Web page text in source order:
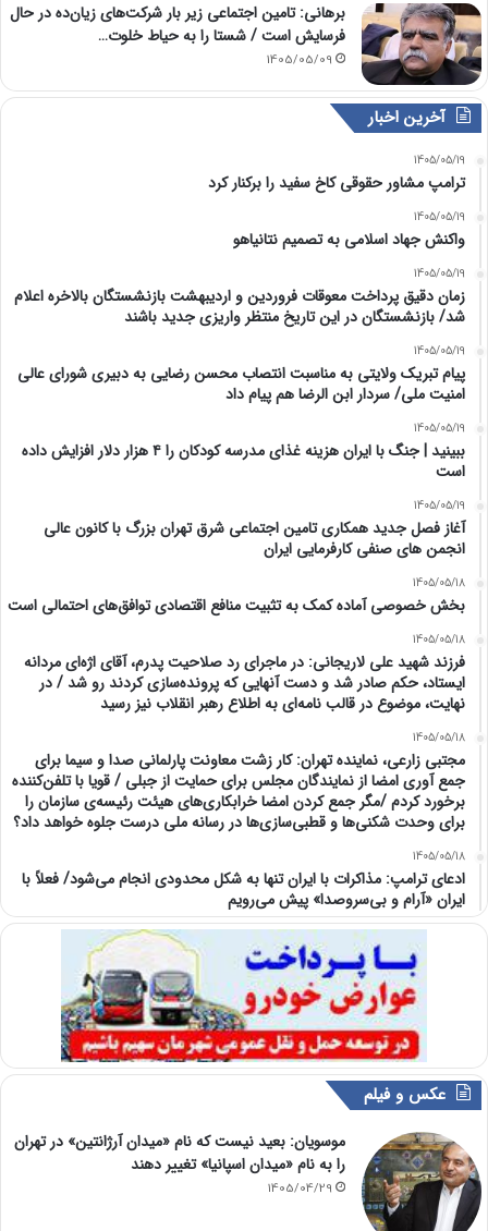
برهانی: تامین اجتماعی زیر بار شرکت‌های زیان‌ده در حال
فرسایش است / شستا را به حیاط خلوت…
1405/05/09
آخرین اخبار
1405/05/19
ترامپ مشاور حقوقی کاخ سفید را برکنار کرد
1405/05/19
واکنش جهاد اسلامی به تصمیم نتانیاهو
1405/05/19
زمان دقیق پرداخت معوقات فروردین و اردیبهشت بازنشستگان بالاخره اعلام
شد/ بازنشستگان در این تاریخ منتظر واریزی جدید باشند
1405/05/19
پیام تبریک ولایتی به مناسبت انتصاب محسن رضایی به دبیری شورای عالی
امنیت ملی/ سردار ابن الرضا هم پیام داد
1405/05/19
ببینید | جنگ با ایران هزینه غذای مدرسه کودکان را ۴ هزار دلار افزایش داده
است
1405/05/19
آغاز فصل جدید همکاری تامین اجتماعی شرق تهران بزرگ با کانون عالی
انجمن های صنفی کارفرمایی ایران
1405/05/18
بخش خصوصی آماده کمک به تثبیت منافع اقتصادی توافق‌های احتمالی است
1405/05/18
فرزند شهید علی لاریجانی: در ماجرای رد صلاحیت پدرم، آقای اژه‌ای مردانه
ایستاد، حکم صادر شد و دست آنهایی که پرونده‌سازی کردند رو شد / در
نهایت، موضوع در قالب نامه‌ای به اطلاع رهبر انقلاب نیز رسید
1405/05/18
مجتبی زارعی، نماینده تهران: کار زشت معاونت پارلمانی صدا و سیما برای
جمع آوری امضا از نمایندگان مجلس برای حمایت از جبلی / قویا با تلفن‌کننده
برخورد کردم /مگر جمع کردن امضا خرابکاری‌های هیئت رئیسه‌ی سازمان را
برای وحدت شکنی‌ها و قطبی‌سازی‌ها در رسانه ملی درست جلوه خواهد داد؟
1405/05/18
ادعای ترامپ: مذاکرات با ایران تنها به شکل محدودی انجام می‌شود/ فعلاً با
ایران «آرام و بی‌سروصدا» پیش می‌رویم
عکس و فیلم
موسویان: بعید نیست که نام «میدان آرژانتین» در تهران
را به نام «میدان اسپانیا» تغییر دهند
1405/04/29